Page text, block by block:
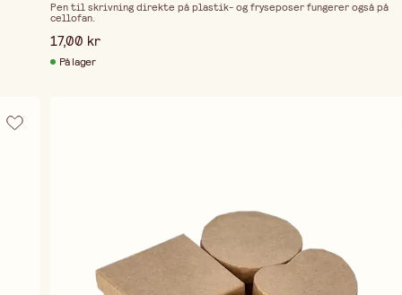
Pen til skrivning direkte på plastik- og fryseposer fungerer også på
cellofan.
17,00 kr
På lager